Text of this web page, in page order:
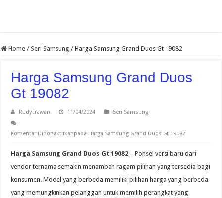
Home / Seri Samsung / Harga Samsung Grand Duos Gt 19082
Harga Samsung Grand Duos
Gt 19082
Rudy Irawan 11/04/2024 Seri Samsung
Komentar Dinonaktifkanpada Harga Samsung Grand Duos Gt 19082
Harga Samsung Grand Duos Gt 19082 – Ponsel versi baru dari
vendor ternama semakin menambah ragam pilihan yang tersedia bagi
konsumen. Model yang berbeda memiliki pilihan harga yang berbeda
yang memungkinkan pelanggan untuk memilih perangkat yang